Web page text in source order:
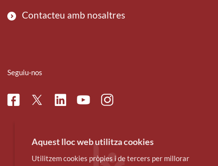
Contacteu amb nosaltres
Seguiu-nos
FacebookTwitterLinkedinYoutubeInstagram
Aquest lloc web utilitza cookies
Utilitzem cookies pròpies i de tercers per millorar